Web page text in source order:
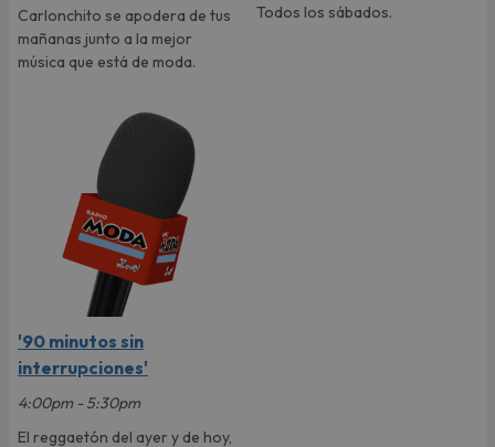
Carlonchito se apodera de tus
mañanas junto a la mejor
música que está de moda.
Todos los sábados.
'90 minutos sin
interrupciones'
4:00pm - 5:30pm
El reggaetón del ayer y de hoy,